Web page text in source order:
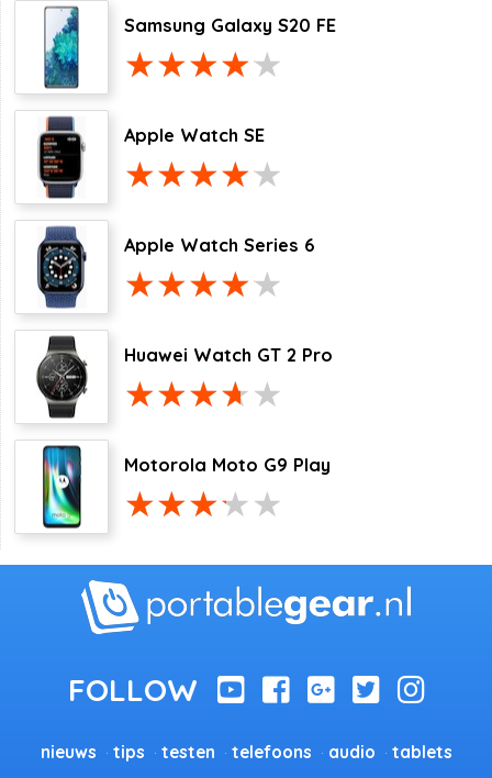
Samsung Galaxy S20 FE
Apple Watch SE
Apple Watch Series 6
Huawei Watch GT 2 Pro
Motorola Moto G9 Play
nieuws tips testen telefoons audio
tablets